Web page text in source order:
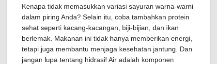
Kenapa tidak memasukkan variasi sayuran warna-warni
dalam piring Anda? Selain itu, coba tambahkan protein
sehat seperti kacang-kacangan, biji-bijian, dan ikan
berlemak. Makanan ini tidak hanya memberikan energi,
tetapi juga membantu menjaga kesehatan jantung. Dan
jangan lupa tentang hidrasi! Air adalah komponen